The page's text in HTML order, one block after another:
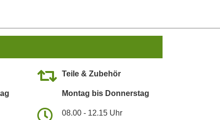
Teile & Zubehör
Montag bis Donnerstag
08.00 - 12.15 Uhr